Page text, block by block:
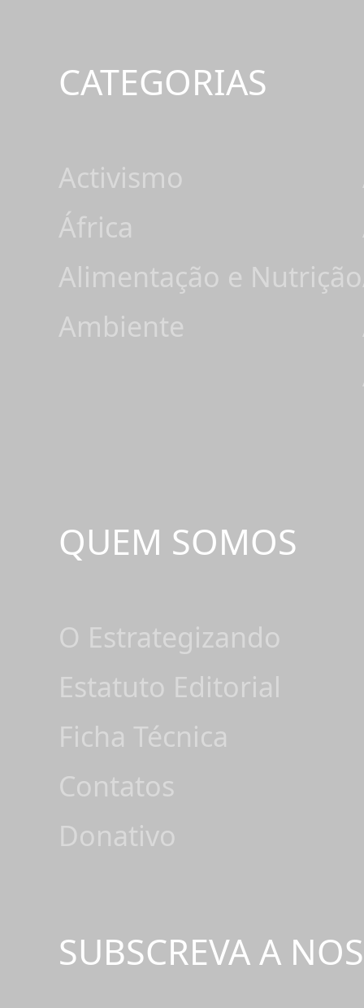
CATEGORIAS
Activismo
África
Alimentação e Nutrição
Ambiente
QUEM SOMOS
O Estrategizando
Estatuto Editorial
Ficha Técnica
Contatos
Donativo
SUBSCREVA A